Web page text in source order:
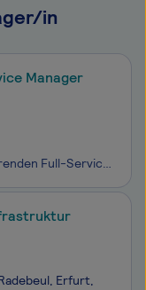
in
Manager
Allgeier Public zählt zu den führenden Full-Service-Providern für Digitalisierungsprojekte der öffentlichen Verwaltungen in Deutschland. Unsere Teams mit rund 500 Kolleginnen und Kollegen gestalten den digitalen Wandel der Verwaltung und unterstützen unsere Kunden mit Fachkompetenz, Beratung und Lös
Erfurt,